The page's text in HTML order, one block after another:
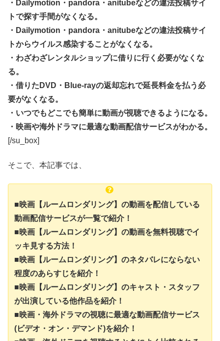
・Dailymotion・pandora・anitubeなどの違法投稿サイ
トで探す手間がなくなる。
・Dailymotion・pandora・anitubeなどの違法投稿サイ
トからウイルス感染することがなくなる。
・わざわざレンタルショップに借りに行く必要がなくな
る。
・借りたDVD・Blue-rayの返却忘れで延長料金を払う必
要がなくなる。
・いつでもどこでも簡単に動画が視聴できるようになる。
・映画や海外ドラマに最適な動画配信サービスがわかる。
[/su_box]
そこで、本記事では、
■映画【ルームロンダリング】の動画を配信している
動画配信サービスが一覧で紹介！
■映画【ルームロンダリング】の動画を無料視聴でイ
ッキ見する方法！
■映画【ルームロンダリング】のネタバレにならない
程度のあらすじを紹介！
■映画【ルームロンダリング】のキャスト・スタッフ
が出演している他作品を紹介！
■映画・海外ドラマの視聴に最適な動画配信サービス
(ビデオ・オン・デマンド)を紹介！